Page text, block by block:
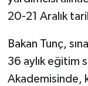
20-21 Aralık
Bakan Tunç,
36 aylık eğitim
Akademisinde,